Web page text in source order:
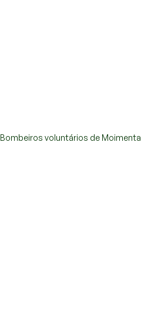
Bombeiros voluntários de Moimenta
Bombeiros voluntários de Moimenta